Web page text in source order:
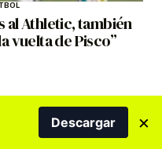
al Athletic, también
vuelta de Pisco”
Descargar ×